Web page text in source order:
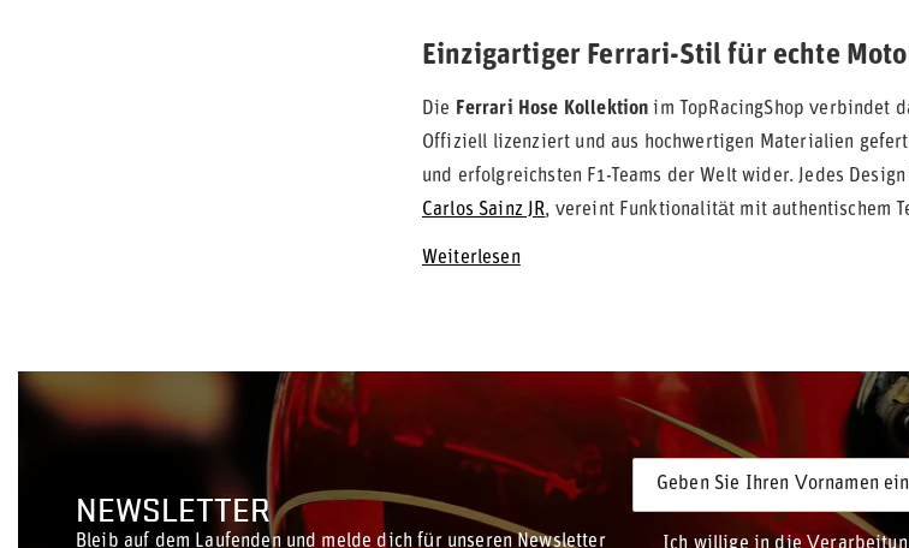
Einzigartiger Ferrari-Stil für echte
Die Ferrari Hose Kollektion im TopRacingShop verbindet
Offiziell lizenziert und aus hochwertigen Materialien
und erfolgreichsten F1-Teams der Welt wider. Jedes
Carlos Sainz JR, vereint Funktionalität mit authentischem
Weiterlesen
NEWSLETTER
Bleib auf dem Laufenden und melde dich für unseren Newsletter
Geben Sie Ihren Vornamen ein